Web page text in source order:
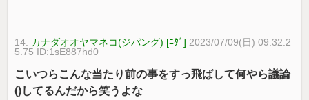
14: カナダオオヤマネコ(ジパング) [ﾆﾀﾞ] 2023/07/09(日) 09:32:2
5.75 ID:1sE887hd0
こいつらこんな当たり前の事をすっ飛ばして何やら議論
()してるんだから笑うよな